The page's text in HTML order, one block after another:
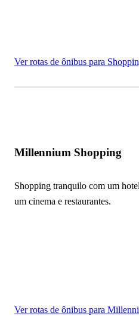
Ver rotas de ônibus para
Millennium Shopping
Shopping tranquilo com um
um cinema e restaurantes.
Ver rotas de ônibus para